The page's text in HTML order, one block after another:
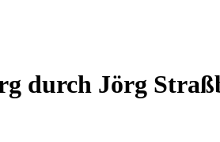
durch Jörg